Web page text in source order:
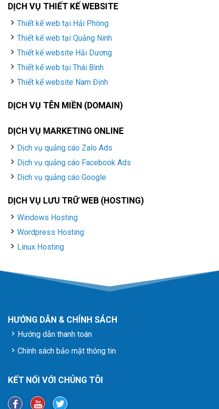
DỊCH VỤ THIẾT KẾ WEBSITE
Thiết kế web tại Hải Phòng
Thiết kế web tại Quảng Ninh
Thiết kế website Hải Dương
Thiết kế web tại Thái Bình
Thiết kế website Nam Định
DỊCH VỤ TÊN MIỀN (DOMAIN)
DỊCH VỤ MARKETING ONLINE
Dịch vụ quảng cáo Zalo Ads
Dịch vụ quảng cáo Facebook Ads
Dịch vụ quảng cáo Google
DỊCH VỤ LƯU TRỮ WEB (HOSTING)
Windows Hosting
Wordpress Hosting
Linux Hosting
HƯỚNG DẪN & CHÍNH SÁCH
Hướng dẫn thanh toán
Chính sách bảo mật thông tin
KẾT NỐI VỚI CHÚNG TÔI